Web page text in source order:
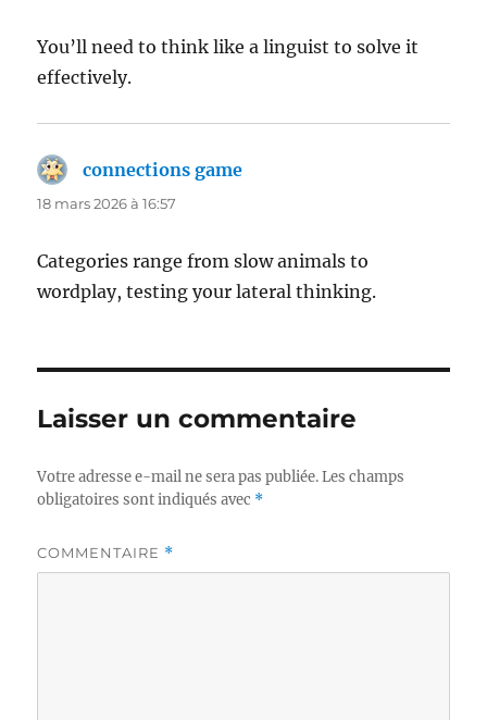
You’ll need to think like a linguist to solve it
effectively.
connections game
18 mars 2026 à 16:57
Categories range from slow animals to
wordplay, testing your lateral thinking.
Laisser un commentaire
Votre adresse e-mail ne sera pas publiée. Les champs
obligatoires sont indiqués avec *
COMMENTAIRE *